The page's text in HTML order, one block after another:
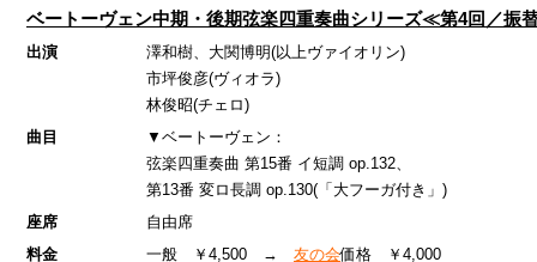
ベートーヴェン中期・後期弦楽四重奏曲シリーズ≪第4回／振
出演
澤和樹、大関博明(以上ヴァイオリン)
市坪俊彦(ヴィオラ)
林俊昭(チェロ)
曲目
▼ベートーヴェン：
弦楽四重奏曲 第15番 イ短調 op.132、
第13番 変ロ長調 op.130(「大フーガ付き」)
座席
自由席
料金
一般 ￥4,500 → 友の会価格 ￥4,000